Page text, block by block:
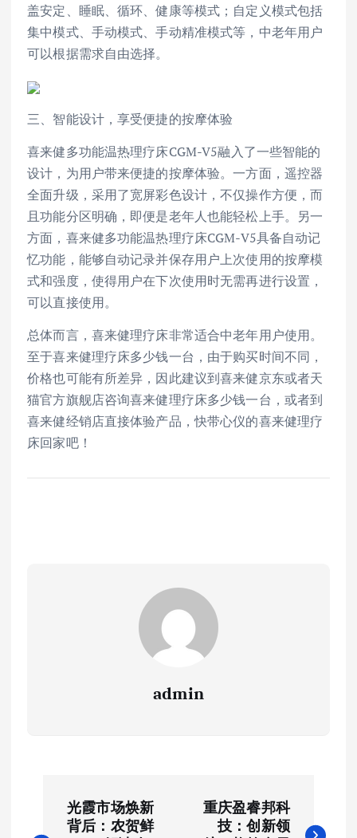
盖安定、睡眠、循环、健康等模式；自定义模式包括
集中模式、手动模式、手动精准模式等，中老年用户
可以根据需求自由选择。
三、智能设计，享受便捷的按摩体验
喜来健多功能温热理疗床CGM-V5融入了一些智能的
设计，为用户带来便捷的按摩体验。一方面，遥控器
全面升级，采用了宽屏彩色设计，不仅操作方便，而
且功能分区明确，即便是老年人也能轻松上手。另一
方面，喜来健多功能温热理疗床CGM-V5具备自动记
忆功能，能够自动记录并保存用户上次使用的按摩模
式和强度，使得用户在下次使用时无需再进行设置，
可以直接使用。
总体而言，喜来健理疗床非常适合中老年用户使用。
至于喜来健理疗床多少钱一台，由于购买时间不同，
价格也可能有所差异，因此建议到喜来健京东或者天
猫官方旗舰店咨询喜来健理疗床多少钱一台，或者到
喜来健经销店直接体验产品，快带心仪的喜来健理疗
床回家吧！
admin
光霞市场焕新
背后：农贺鲜
重庆盈睿邦科
技：创新领